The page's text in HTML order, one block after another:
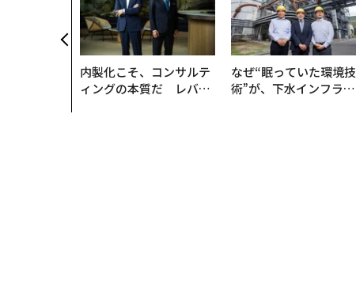
内製化こそ、コンサルテ
ィングの本質だ レバレ
なぜ“眠っていた環境技
術”が、下水インフラを